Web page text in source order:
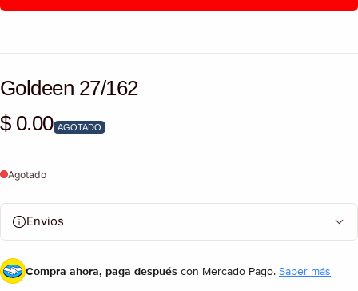
Goldeen 27/162
Precio habitual
$ 0.00 AGOTADO
Agotado
Envios
Compra ahora, paga después con Mercado Pago. Saber más